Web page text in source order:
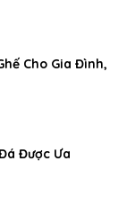
Cho Gia Đình,
Được Ưa